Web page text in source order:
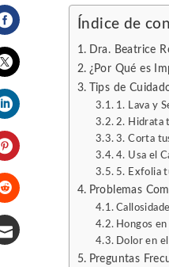
Facebook
Twitter
LinkedIn
Pinterest
Stumbleupon
Índice de
Dra. Beatrice
¿Por Qué es
Tips de
1. Lava y
2. Hidrata
3. Corta
4. Usa el
5. Exfolia
Problemas
Hongos en
Dolor en
Preguntas